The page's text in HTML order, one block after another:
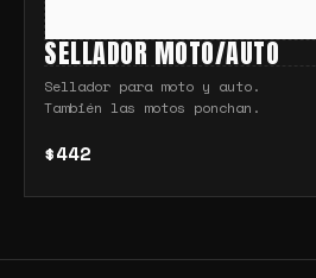
SELLADOR MOTO/AUTO
Sellador para moto y auto.
También las motos ponchan.
$442